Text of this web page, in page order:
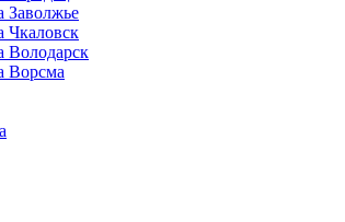
Заволжье
Чкаловск
Володарск
Ворсма